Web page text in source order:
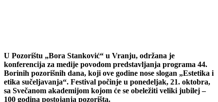
U Pozorištu „Bora Stanković“ u Vranju, održana je
konferencija za medije povodom predstavljanja programa 44.
Borinih pozorišnih dana, koji ove godine nose slogan „Estetika i
etika sučeljavanja“. Festival počinje u ponedeljak, 21. oktobra,
sa Svečanom akademijom kojom će se obeležiti veliki jubilej –
100 godina postojanja pozorišta.